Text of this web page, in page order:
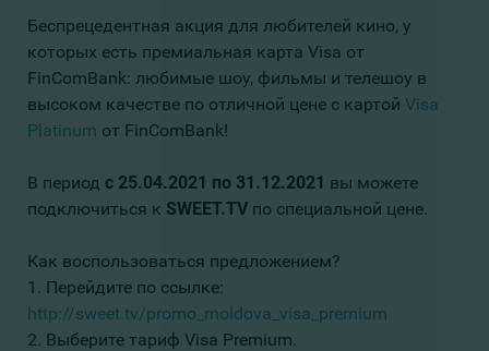
Беспрецедентная акция для любителей кино, у
которых есть премиальная карта Visa от
FinComBank: любимые шоу, фильмы и телешоу в
высоком качестве по отличной цене с картой Visa
Platinum от FinComBank!
В период с 25.04.2021 по 31.12.2021 вы можете
подключиться к SWEET.TV по специальной цене.
Как воспользоваться предложением?
1. Перейдите по ссылке:
http://sweet.tv/promo_moldova_visa_premium
2. Выберите тариф Visa Premium.